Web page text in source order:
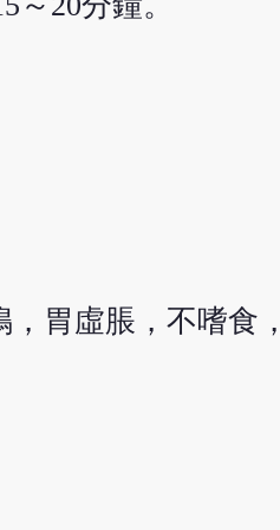
胃虛脹，不嗜食